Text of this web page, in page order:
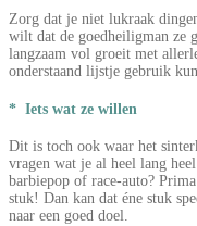
Zorg dat je niet lukraak
wilt dat de goedheiligman ze
langzaam vol groeit met
onderstaand lijstje gebruik
* Iets wat ze willen
Dit is toch ook waar het
vragen wat je al heel lang
barbiepop of race-auto?
stuk! Dan kan dat éne stuk
naar een goed doel.